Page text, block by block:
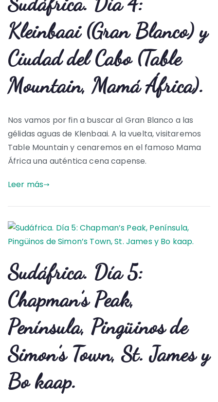
Kleinbaai (Gran Blanco) y
Ciudad del Cabo (Table
Mountain, Mamá África).
Nos vamos por fin a buscar al Gran Blanco a las
gélidas aguas de Klenbaai. A la vuelta, visitaremos
Table Mountain y cenaremos en el famoso Mama
África una auténtica cena capense.
Leer más
Sudáfrica. Día 5:
Chapman’s Peak,
Península, Pingüinos de
Simon’s Town, St. James y
Bo kaap.